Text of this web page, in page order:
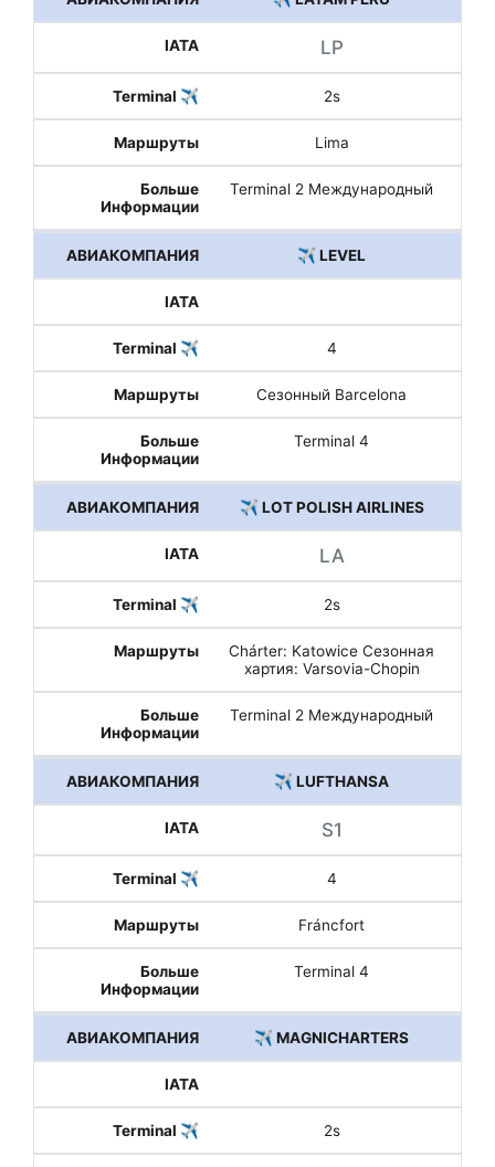
LP
2s
Lima
Terminal 2 Международный
✈️ LEVEL
4
Сезонный Barcelona
Terminal 4
✈️ LOT POLISH AIRLINES
LA
2s
Chárter: Katowice Сезонная
хартия: Varsovia-Chopin
Terminal 2 Международный
✈️ LUFTHANSA
S1
4
Fráncfort
Terminal 4
✈️ MAGNICHARTERS
2s